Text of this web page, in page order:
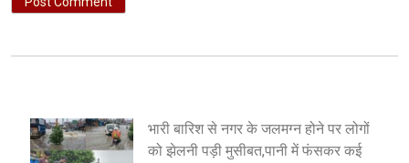
भारी बारिश से नगर के जलमग्न होने पर लोगों
को झेलनी पड़ी मुसीबत,पानी में फंसकर कई